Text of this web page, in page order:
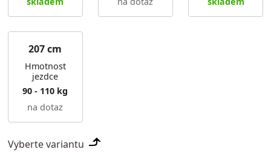
207 cm
Hmotnost
jezdce
90 - 110 kg
na dotaz
Vyberte variantu